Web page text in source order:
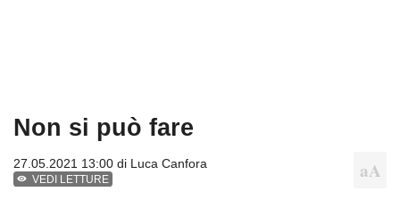
Non si può fare
27.05.2021 13:00 di Luca Canfora
VEDI LETTURE